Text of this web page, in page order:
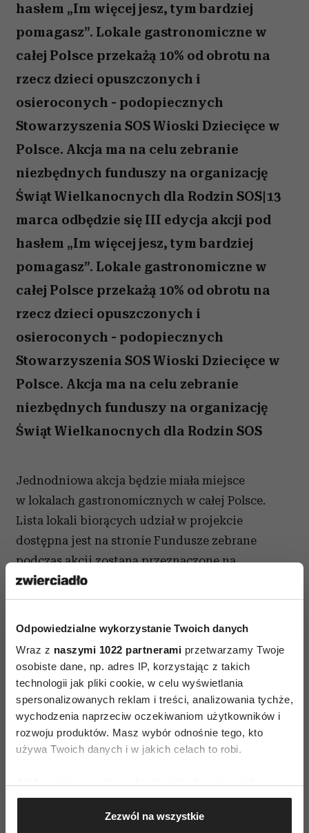
Odpowiedzialne wykorzystanie Twoich danych
Wraz z naszymi 1022 partnerami przetwarzamy Twoje
osobiste dane, np. adres IP, korzystając z takich
technologii jak pliki cookie, w celu wyświetlania
spersonalizowanych reklam i treści, analizowania tychże,
wychodzenia naprzeciw oczekiwaniom użytkowników i
rozwoju produktów. Masz wybór odnośnie tego, kto
używa Twoich danych i w jakich celach to robi.
Gromadzić dane dotyczące Twojej lokalizacji
geograficznej z dokładnością nawet do kilku metrów
Zezwól na wszystkie
hasłem „Im więcej jesz, tym bardziej
pomagasz”. Lokale gastronomiczne w
całej Polsce przekażą 10% od obrotu na
rzecz dzieci opuszczonych i
osieroconych - podopiecznych
Stowarzyszenia SOS Wioski Dziecięce w
Polsce. Akcja ma na celu zebranie
niezbędnych funduszy na organizację
Świąt Wielkanocnych dla Rodzin SOS|13
marca odbędzie się III edycja akcji pod
hasłem „Im więcej jesz, tym bardziej
pomagasz”. Lokale gastronomiczne w
całej Polsce przekażą 10% od obrotu na
rzecz dzieci opuszczonych i
osieroconych - podopiecznych
Stowarzyszenia SOS Wioski Dziecięce w
Polsce. Akcja ma na celu zebranie
niezbędnych funduszy na organizację
Świąt Wielkanocnych dla Rodzin SOS
Jednodniowa akcja będzie miała miejsce
w lokalach gastronomicznych w całej Polsce.
Lista lokali biorących udział w projekcie
dostępna jest na stronie Fundusze zebrane
podczas akcji zostaną przeznaczone na
organizację Świąt Wielkanocnych dla rodzin
SOS.
jest Tomasz Jakubiak i restauracja Gar
Jakubiaka: ” Miałem ogromną przyjemność poznać
dzieci z SOS Wioski Dziecięcej w Siedlcach –
dzieci, które mają piękne marzenia. Są to jednak
dzieci opuszczone przez biologicznych rodziców,
prawdziwym szefem kuchni, a Ania w przyszłości
chciałaby prowadzić własną restaurację. Wspólnie